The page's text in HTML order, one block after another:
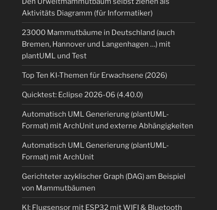
Aktivitäts Diagramm (für Informatiker)
23000 Mammutbäume in Deutschland (auch
Bremen, Hannover und Langenhagen …) mit
plantUML und Test
Top Ten KI-Themen für Erwachsene (2026)
Quicktest: Eclipse 2026-06 (4.40.0)
Automatisch UML Generierung (plantUML-
Format) mit ArchUnit und externe Abhängigkeiten
Automatisch UML Generierung (plantUML-
Format) mit ArchUnit
Gerichteter azyklischer Graph (DAG) am Beispiel
von Mammutbäumen
KI: Flugsensor mit ESP32 mit WIFI & Bluetooth